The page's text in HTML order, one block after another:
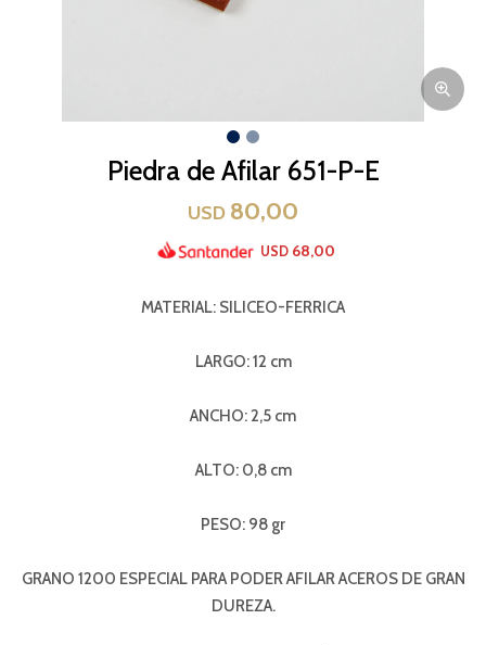
Piedra de Afilar 651-P-E
USD 80,00
USD 68,00
MATERIAL: SILICEO-FERRICA
LARGO: 12 cm
ANCHO: 2,5 cm
ALTO: 0,8 cm
PESO: 98 gr
GRANO 1200 ESPECIAL PARA PODER AFILAR ACEROS DE GRAN
DUREZA.